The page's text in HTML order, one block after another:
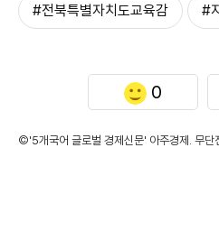
#전북특별자치도교육감 #
0
©'5개국어 글로벌 경제신문' 아주경제. 무단